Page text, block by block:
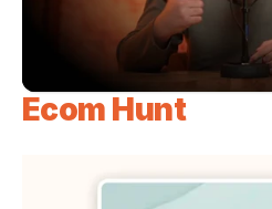
Ecom Hunt